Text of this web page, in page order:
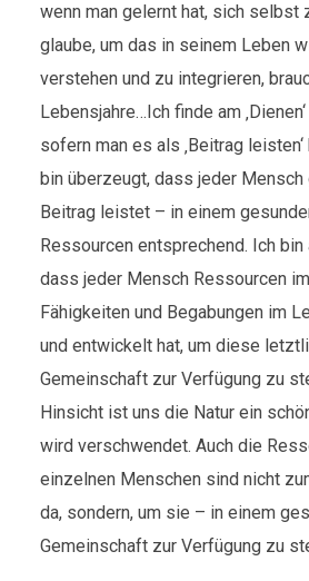
wenn man gelernt hat, sich selbst
glaube, um das in seinem Leben
verstehen und zu integrieren,
Lebensjahre…Ich finde am
sofern man es als ‚Beitrag
bin überzeugt, dass jeder Mensch
Beitrag leistet – in einem
Ressourcen entsprechend. Ich bin
dass jeder Mensch Ressourcen
Fähigkeiten und Begabungen im
und entwickelt hat, um diese
Gemeinschaft zur Verfügung zu
Hinsicht ist uns die Natur ein
wird verschwendet. Auch die
einzelnen Menschen sind nicht
da, sondern, um sie – in einem
Gemeinschaft zur Verfügung zu